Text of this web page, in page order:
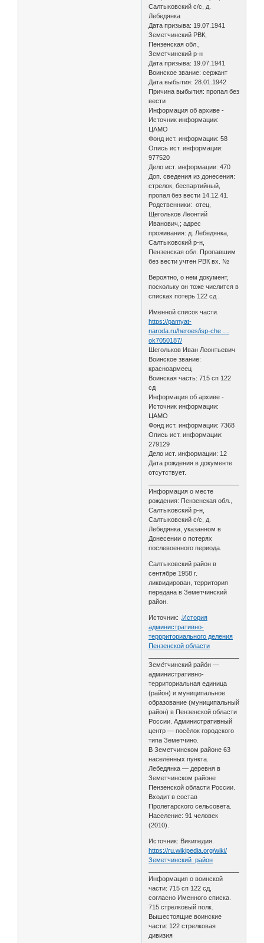
Салтыковский с/с, д.
Лебедянка
Дата призыва: 19.07.1941
Земетчинский РВК,
Пензенская обл.,
Земетчинский р-н
Дата призыва: 19.07.1941
Воинское звание: сержант
Дата выбытия: 28.01.1942
Причина выбытия: пропал без
вести
Информация об архиве -
Источник информации:
ЦАМО
Фонд ист. информации: 58
Опись ист. информации:
977520
Дело ист. информации: 470
Доп. сведения из донесения:
стрелок, беспартийный,
пропал без вести 14.12.41.
Родственники: отец,
Щегольков Леонтий
Иванович,; адрес
проживания: д. Лебедянка,
Салтыковский р-н,
Пензенская обл. Пропавшим
без вести учтен РВК вх. №
Вероятно, о нем документ,
поскольку он тоже числится в
списках потерь 122 сд .
Именной список части.
https://pamyat-
naroda.ru/heroes/isp-che …
ok7050187/
Шегольков Иван Леонтьевич
Воинское звание:
красноармеец
Воинская часть: 715 сп 122
сд
Информация об архиве -
Источник информации:
ЦАМО
Фонд ист. информации: 7368
Опись ист. информации:
279129
Дело ист. информации: 12
Дата рождения в документе
отсутствует.
Информация о месте
рождения: Пензенская обл.,
Салтыковский р-н,
Салтыковский с/с, д.
Лебедянка, указанном в
Донесении о потерях
послевоенного периода.
Салтыковский район в
сентябре 1958 г.
ликвидирован, территория
передана в Земетчинский
район.
Источник:
,История
административно-
террриториального деления
Пензенской области
Земе́тчинский райо́н —
административно-
территориальная единица
(район) и муниципальное
образование (муниципальный
район) в Пензенской области
России. Административный
центр — посёлок городского
типа Земетчино.
В Земетчинском районе 63
населённых пункта.
Лебедянка — деревня в
Земетчинском районе
Пензенской области России.
Входит в состав
Пролетарского сельсовета.
Население: 91 человек
(2010).
Источник: Википедия.
https://ru.wikipedia.org/wiki/
Земетчинский_район
Информация о воинской
части: 715 сп 122 сд,
согласно Именного списка.
715 стрелковый полк.
Вышестоящие воинские
части: 122 стрелковая
дивизия